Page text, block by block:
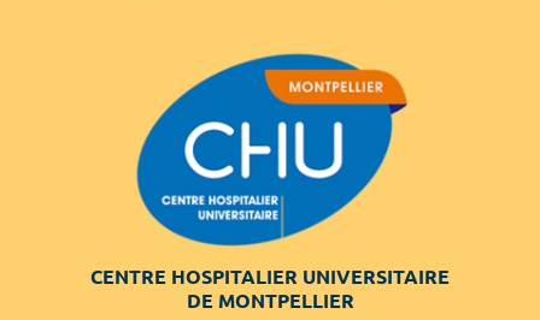
CENTRE HOSPITALIER UNIVERSITAIRE
DE MONTPELLIER